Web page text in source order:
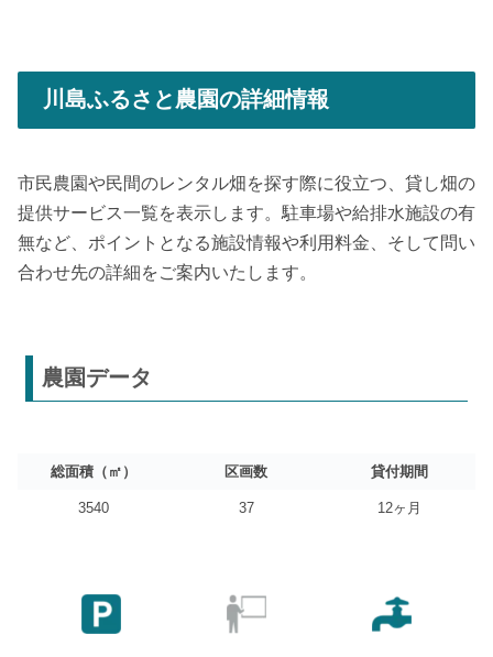
川島ふるさと農園の詳細情報
市民農園や民間のレンタル畑を探す際に役立つ、貸し畑の
提供サービス一覧を表示します。駐車場や給排水施設の有
無など、ポイントとなる施設情報や利用料金、そして問い
合わせ先の詳細をご案内いたします。
農園データ
総面積（㎡） 区画数 貸付期間
3540 37 12ヶ月